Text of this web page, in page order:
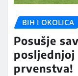
BIH I OKOLICA
Posušje
prvenstva!